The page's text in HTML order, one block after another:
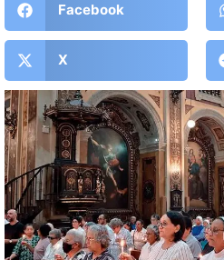
Facebook
X